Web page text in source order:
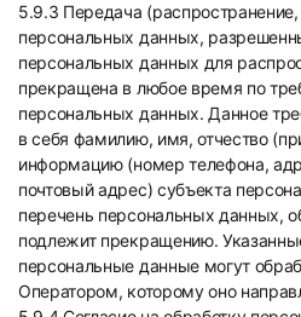
5.9.3 Передача
персональных данных,
персональных данных для
прекращена в любое время по
персональных данных. Данное
в себя фамилию, имя, отчество
информацию (номер телефона,
почтовый адрес) субъекта
перечень персональных данных,
подлежит прекращению.
персональные данные могут
Оператором, которому оно